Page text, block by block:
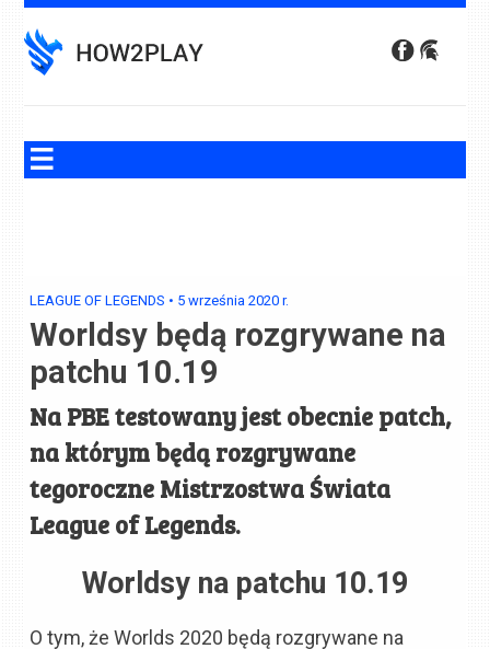
to
content
LEAGUE OF LEGENDS • 5 września 2020 r.
Worldsy będą rozgrywane na
patchu 10.19
Na PBE testowany jest obecnie patch,
na którym będą rozgrywane
tegoroczne Mistrzostwa Świata
League of Legends.
Worldsy na patchu 10.19
O tym, że Worlds 2020 będą rozgrywane na